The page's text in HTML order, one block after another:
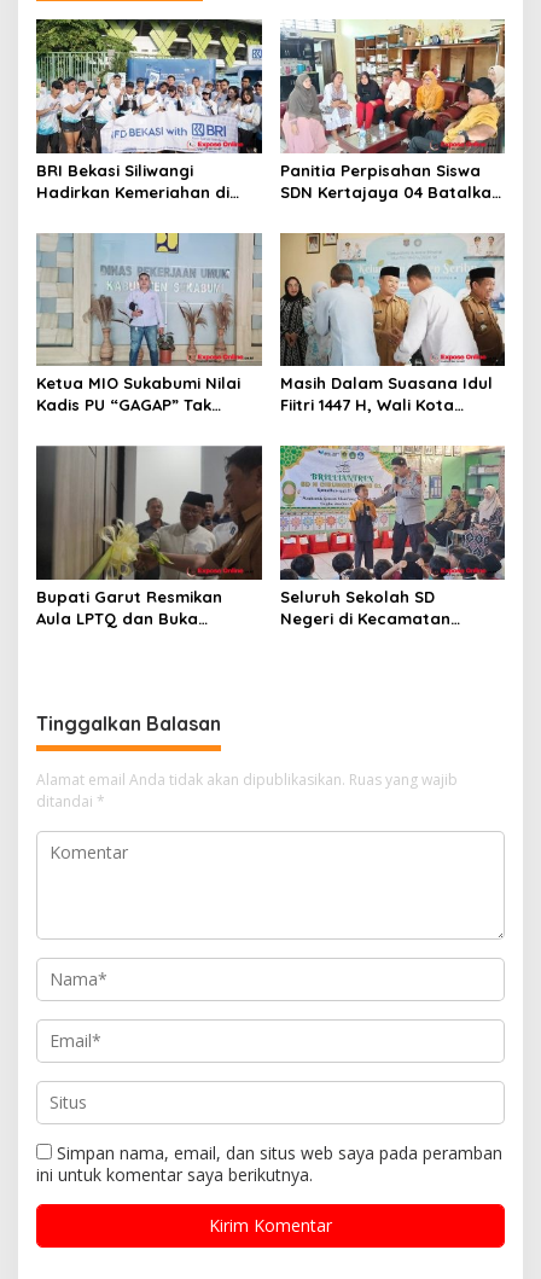
p
o
s
BRI Bekasi Siliwangi
Hadirkan Kemeriahan di
Panitia Perpisahan Siswa
SDN Kertajaya 04 Batalkan
Ketua MIO Sukabumi Nilai
Kadis PU “GAGAP” Tak
Masih Dalam Suasana Idul
Fiitri 1447 H, Wali Kota
Sekaligus Tinjau Gedung
Baru Kelurahan Duren
Seribu
Bupati Garut Resmikan
Aula LPTQ dan Buka
Seluruh Sekolah SD
Negeri di Kecamatan
Tinggalkan Balasan
Alamat email Anda tidak akan dipublikasikan. Ruas yang wajib
ditandai *
Simpan nama, email, dan situs web saya pada peramban
ini untuk komentar saya berikutnya.